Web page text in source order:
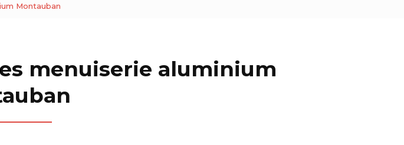
Montauban
menuiserie aluminium